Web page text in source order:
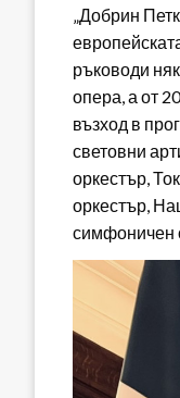
„Добрин
ръководи
опера, а от
възход в
световни
оркестър,
оркестър,
симфоничен